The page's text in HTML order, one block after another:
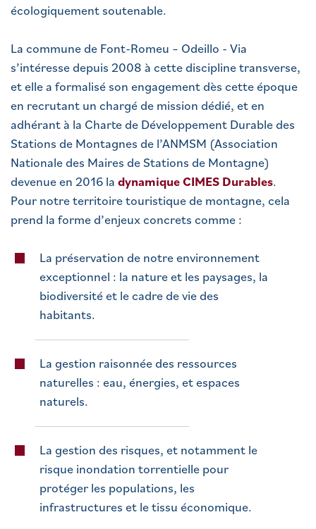
écologiquement soutenable.
La commune de Font-Romeu – Odeillo - Via
s’intéresse depuis 2008 à cette discipline transverse,
et elle a formalisé son engagement dès cette époque
en recrutant un chargé de mission dédié, et en
adhérant à la Charte de Développement Durable des
Stations de Montagnes de l’ANMSM (Association
Nationale des Maires de Stations de Montagne)
devenue en 2016 la dynamique CIMES Durables.
Pour notre territoire touristique de montagne, cela
prend la forme d’enjeux concrets comme :
La préservation de notre environnement
exceptionnel : la nature et les paysages, la
biodiversité et le cadre de vie des
habitants.
La gestion raisonnée des ressources
naturelles : eau, énergies, et espaces
naturels.
La gestion des risques, et notamment le
risque inondation torrentielle pour
protéger les populations, les
infrastructures et le tissu économique.